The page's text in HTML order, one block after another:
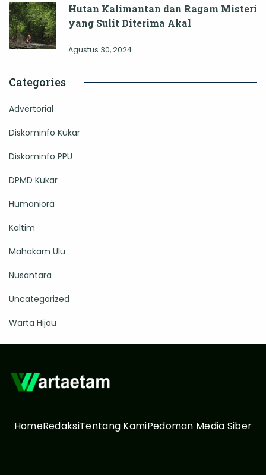
Hutan Kalimantan dan Ragam Misteri
yang Sulit Diterima Akal
Agustus 30, 2024
Categories
Advertorial
Diskominfo Kukar
Diskominfo PPU
DPMD Kukar
Humaniora
Kaltim
Mahakam Ulu
Nusantara
Uncategorized
Warta Hijau
HomeRedaksiTentang KamiPedoman Media Siber